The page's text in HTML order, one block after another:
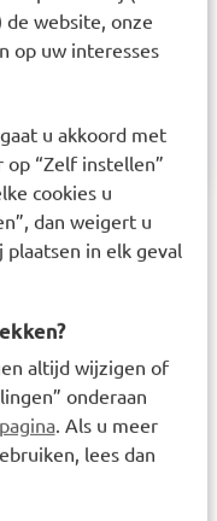
website, onze
op uw interesses
u akkoord met
op “Zelf instellen”
cookies u
dan weigert u
in elk geval
altijd wijzigen of
onderaan
. Als u meer
lees dan